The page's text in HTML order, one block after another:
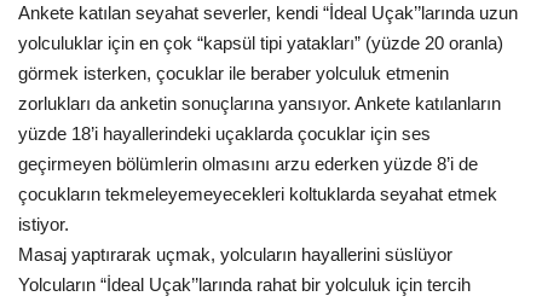
Haberler
Görüntülü
Araştırma - İnceleme
Lezzet Durakları
Röportajlar
Ankete katılan seyahat severler, kendi “İdeal Uçak’’larında uzun
yolculuklar için en çok “kapsül tipi yatakları” (yüzde 20 oranla)
görmek isterken, çocuklar ile beraber yolculuk etmenin
zorlukları da anketin sonuçlarına yansıyor. Ankete katılanların
yüzde 18’i hayallerindeki uçaklarda çocuklar için ses
geçirmeyen bölümlerin olmasını arzu ederken yüzde 8’i de
çocukların tekmeleyemeyecekleri koltuklarda seyahat etmek
istiyor.
Masaj yaptırarak uçmak, yolcuların hayallerini süslüyor
Yolcuların “İdeal Uçak’’larında rahat bir yolculuk için tercih